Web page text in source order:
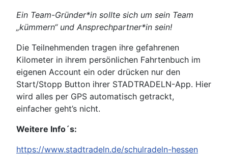
Ein Team-Gründer*in sollte sich um sein Team
„kümmern“ und Ansprechpartner*in sein!
Die Teilnehmenden tragen ihre gefahrenen
Kilometer in ihrem persönlichen Fahrtenbuch im
eigenen Account ein oder drücken nur den
Start/Stopp Button ihrer STADTRADELN-App. Hier
wird alles per GPS automatisch getrackt,
einfacher geht’s nicht.
Weitere Info´s:
https://www.stadtradeln.de/schulradeln-hessen